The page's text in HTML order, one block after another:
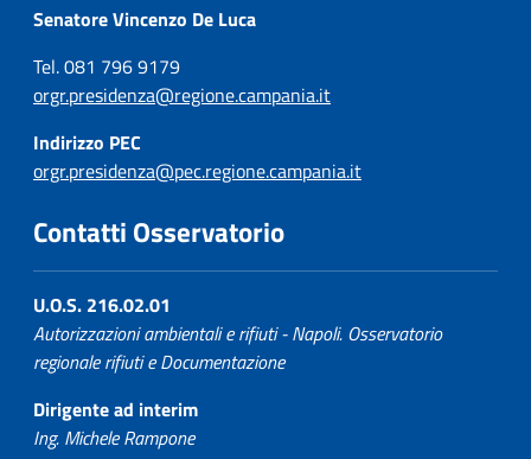
Senatore Vincenzo De Luca
Tel. 081 796 9179
orgr.presidenza@regione.campania.it
Indirizzo PEC
orgr.presidenza@pec.regione.campania.it
Contatti Osservatorio
U.O.S. 216.02.01
Autorizzazioni ambientali e rifiuti - Napoli. Osservatorio
regionale rifiuti e Documentazione
Dirigente ad interim
Ing. Michele Rampone